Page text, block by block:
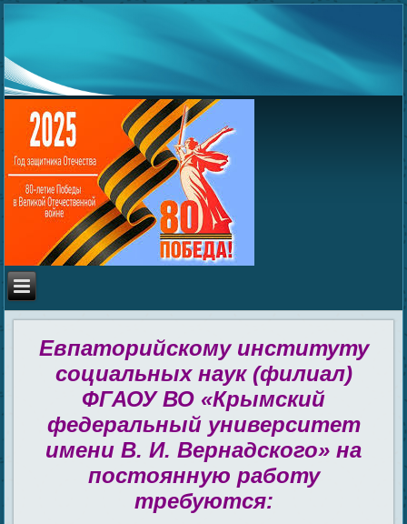
Евпаторийскому институту
социальных наук (филиал)
ФГАОУ ВО «Крымский
федеральный университет
имени В. И. Вернадского» на
постоянную работу
требуются: